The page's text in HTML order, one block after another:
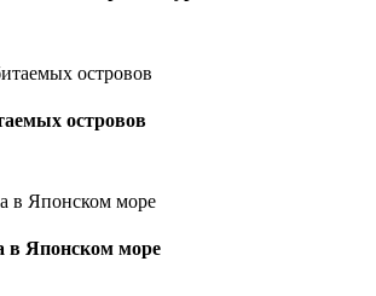
островов
в Японском море